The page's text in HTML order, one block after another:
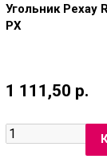
Угольник Рехау
PX
1 111,50 р.